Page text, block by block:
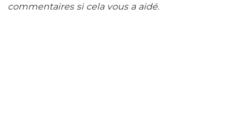
commentaires si cela vous a aidé.